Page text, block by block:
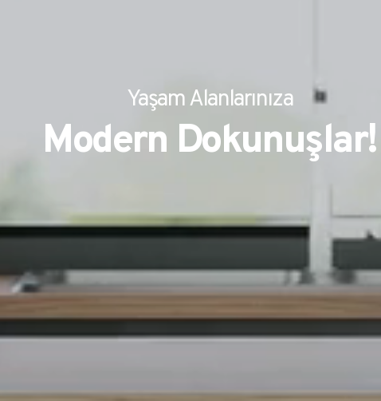
Yaşam Alanlarınıza
Modern Dokunuşlar!